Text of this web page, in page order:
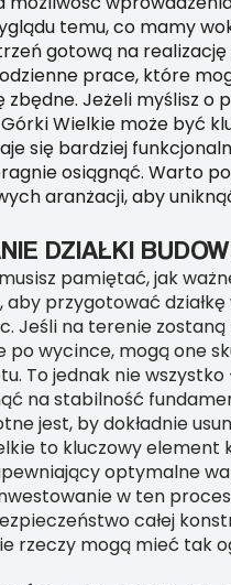
temu, co mamy
gotową na
prace, które
zbędne. Jeżeli myślisz o
Wielkie może być
się bardziej
osiągnąć. Warto
aranżacji, aby
DZIAŁKI
pamiętać, jak
przygotować
Jeśli na terenie
po wycince, mogą one
To jednak nie
na stabilność
jest, by dokładnie
to kluczowy element
optymalne
w ten
całej
rzeczy mogą mieć tak